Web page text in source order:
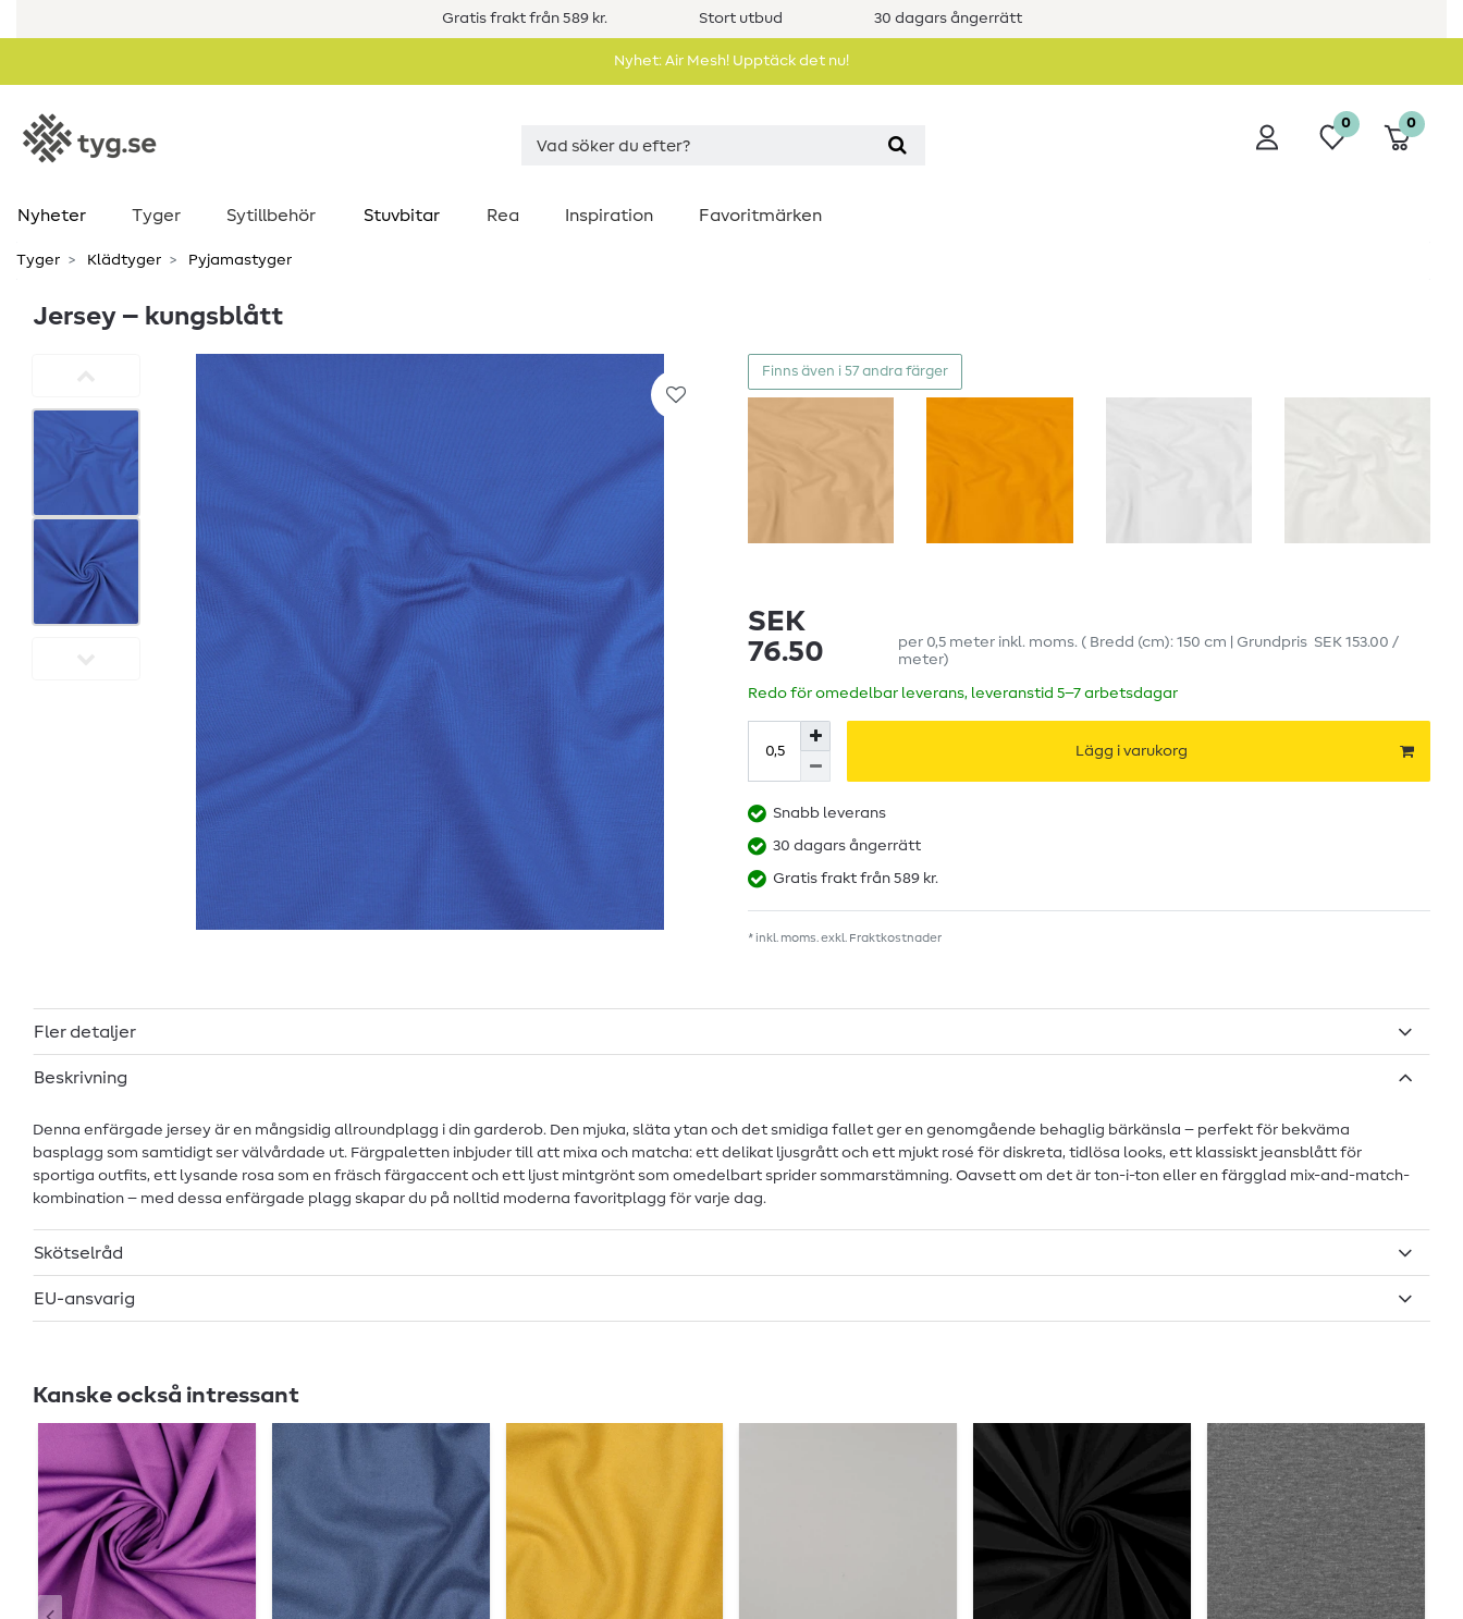
Gratis frakt från 589 kr. Stort utbud 30 dagars ångerrätt
Nyhet: Air Mesh! Upptäck det nu!
0 0
Nyheter Tyger Sytillbehör Stuvbitar Rea Inspiration Favoritmärken
Tyger Klädtyger Pyjamastyger
Jersey – kungsblått
Finns även i 57 andra färger
SEK
76.50
per 0,5 meter inkl. moms. ( Bredd (cm): 150 cm | Grundpris SEK 153.00 /
meter)
Redo för omedelbar leverans, leveranstid 5–7 arbetsdagar
Lägg i varukorg
Snabb leverans
30 dagars ångerrätt
Gratis frakt från 589 kr.
* inkl. moms. exkl. Fraktkostnader
Fler detaljer
Beskrivning
Denna enfärgade jersey är en mångsidig allroundplagg i din garderob. Den mjuka, släta ytan och det smidiga fallet ger en genomgående behaglig bärkänsla – perfekt för bekväma
basplagg som samtidigt ser välvårdade ut. Färgpaletten inbjuder till att mixa och matcha: ett delikat ljusgrått och ett mjukt rosé för diskreta, tidlösa looks, ett klassiskt jeansblått för
sportiga outfits, ett lysande rosa som en fräsch färgaccent och ett ljust mintgrönt som omedelbart sprider sommarstämning. Oavsett om det är ton-i-ton eller en färgglad mix-and-match-
kombination – med dessa enfärgade plagg skapar du på nolltid moderna favoritplagg för varje dag.
Skötselråd
EU-ansvarig
Kanske också intressant